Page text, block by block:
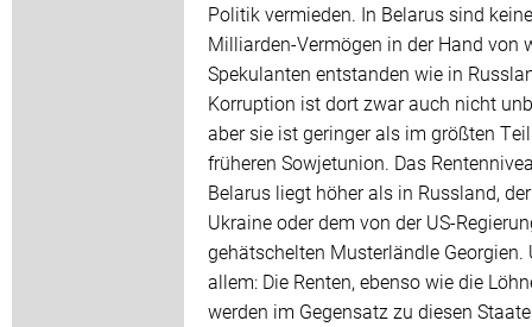
Politik vermieden. In Belarus sind keine
Milliarden-Vermögen in der Hand von
Spekulanten entstanden wie in
Korruption ist dort zwar auch nicht
aber sie ist geringer als im größten
früheren Sowjetunion. Das
Belarus liegt höher als in Russland, der
Ukraine oder dem von der US-
gehätschelten Musterländle Georgien.
allem: Die Renten, ebenso wie die
werden im Gegensatz zu diesen